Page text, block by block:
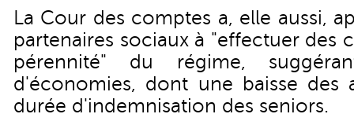
La Cour des comptes a, elle aussi,
partenaires sociaux à "effectuer des
pérennité" du régime,
d'économies, dont une baisse des
durée d'indemnisation des seniors.